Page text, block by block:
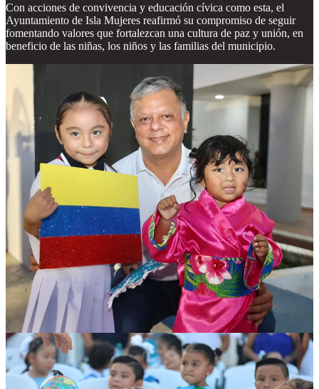
Con acciones de convivencia y educación cívica como esta, el
Ayuntamiento de Isla Mujeres reafirmó su compromiso de seguir
fomentando valores que fortalezcan una cultura de paz y unión, en
beneficio de las niñas, los niños y las familias del municipio.
Compartir
Discusión sobre este post
Comentarios Restacks
Lo mejor de Último Debates